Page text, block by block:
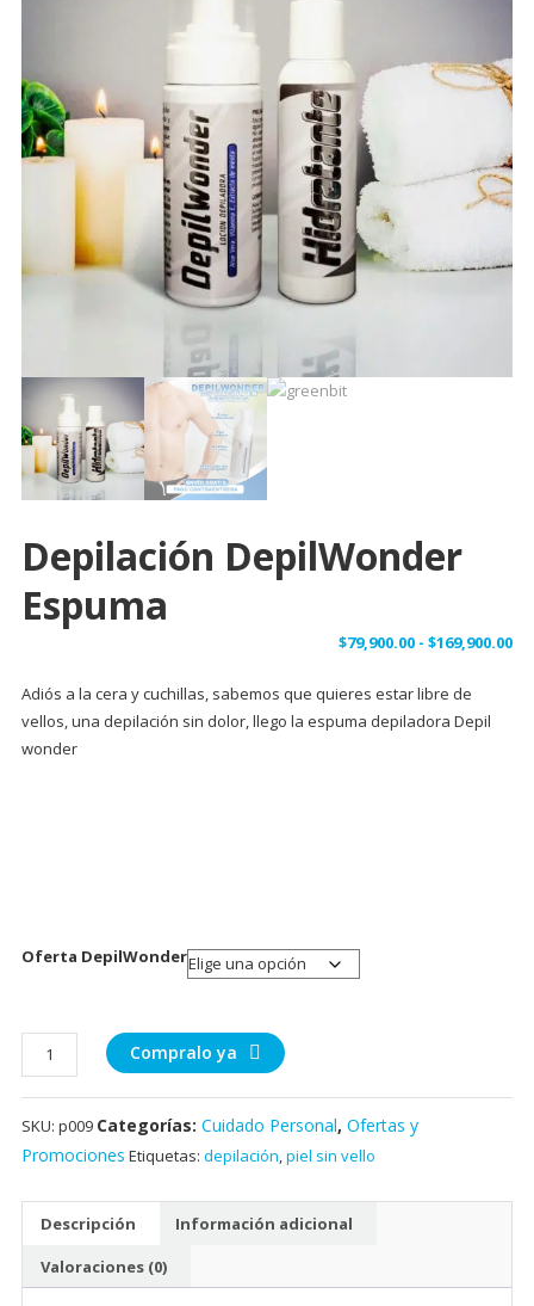
Depilación DepilWonder
Espuma
$79,900.00 - $169,900.00
Adiós a la cera y cuchillas, sabemos que quieres estar libre de
vellos, una depilación sin dolor, llego la espuma depiladora Depil
wonder
Oferta DepilWonder
Compralo ya
SKU: p009 Categorías: Cuidado Personal, Ofertas y
Promociones Etiquetas: depilación,piel sin vello
Descripción
Información adicional
Valoraciones (0)